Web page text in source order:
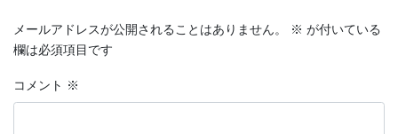
メールアドレスが公開されることはありません。 ※ が付いている
欄は必須項目です
コメント ※